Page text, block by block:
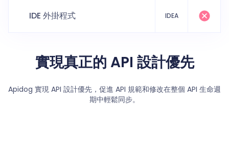
IDE 外掛程式 IDEA
實現真正的 API 設計優先
Apidog 實現 API 設計優先，促進 API 規範和修改在整個 API 生命週
期中輕鬆同步。